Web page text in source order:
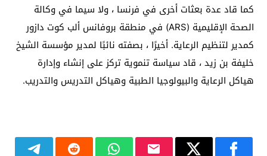
كما قاد عدة بعثات أخرى في فرنسا ، ولا سيما في وكالة
الصحة الإقليمية (ARS) في منطقة بروفانس ألب كوت دازور
كمدير لتنظيم الرعاية. أخيرًا ، بصفته نائبًا لمدير مؤسسة الشيخ
خليفة بن زيد ، قاد سياسة تنموية تركز على إنشاء وإدارة
هياكل الرعاية والبيولوجيا الطبية وهياكل التدريس والتدريب.